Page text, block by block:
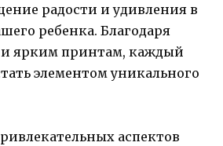
радости и удивления в
ребенка. Благодаря
и ярким принтам, каждый
элементом уникального
аспектов